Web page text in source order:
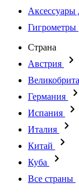
Аксессуары
Гигрометры
Страна
Австрия
Германия
Испания
Италия
Китай
Куба
Все страны